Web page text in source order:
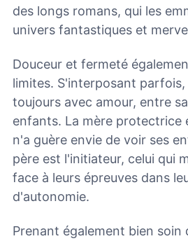
des longs romans, qui les
univers fantastiques et
Douceur et fermeté
limites. S'interposant
toujours avec amour, entre
enfants. La mère protectrice
n'a guère envie de voir ses
père est l'initiateur, celui qui
face à leurs épreuves dans
d'autonomie.
Prenant également bien soin